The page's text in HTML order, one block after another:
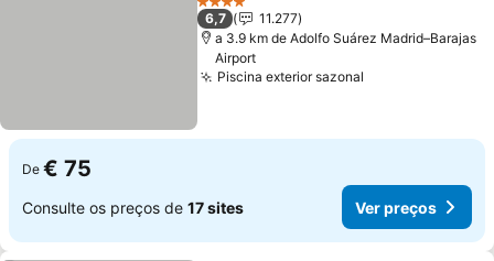
4 Estrelas
6,7
11.277
a 3.9 km de Adolfo Suárez Madrid–Barajas
Airport
Piscina exterior sazonal
De € 75
Consulte os preços de 17 sites Ver preços